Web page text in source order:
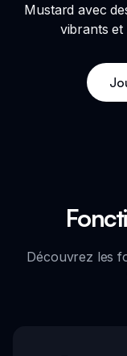
Mustard avec
vibrants et
Découvrez les